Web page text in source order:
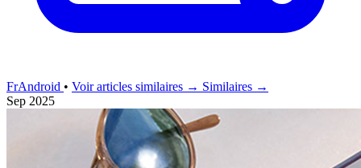
FrAndroid • Voir articles similaires → Similaires →
Sep 2025